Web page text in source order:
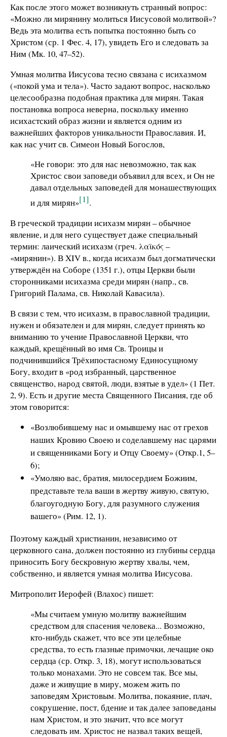
Как после этого может возникнуть странный вопрос:
«Можно ли мирянину молиться Иисусовой молитвой»?
Ведь эта молитва есть попытка постоянно быть со
Христом (ср. 1 Фес. 4, 17), увидеть Его и следовать за
Ним (Мк. 10, 47–52).
Умная молитва Иисусова тесно связана с исихазмом
(«покой ума и тела»). Часто задают вопрос, насколько
целесообразна подобная практика для мирян. Такая
постановка вопроса неверна, поскольку именно
исихастский образ жизни и является одним из
важнейших факторов уникальности Православия. И,
как нас учит св. Симеон Новый Богослов,
«Не говори: это для нас невозможно, так как
Христос свои заповеди объявил для всех, и Он не
давал отдельных заповедей для монашествующих
и для мирян»[1].
В греческой традиции исихазм мирян – обычное
явление, и для него существует даже специальный
термин: лаический исихазм (греч. λαϊκός –
«мирянин»). В XIV в., когда исихазм был догматически
утверждён на Соборе (1351 г.), отцы Церкви были
сторонниками исихазма среди мирян (напр., св.
Григорий Палама, св. Николай Кавасила).
В связи с тем, что исихазм, в православной традиции,
нужен и обязателен и для мирян, следует принять ко
вниманию то учение Православной Церкви, что
каждый, крещённый во имя Св. Троицы и
подчинившийся Трёхипостасному Единосущному
Богу, входит в «род избранный, царственное
священство, народ святой, люди, взятые в удел» (1 Пет.
2, 9). Есть и другие места Священного Писания, где об
этом говорится:
«Возлюбившему нас и омывшему нас от грехов
наших Кровию Своею и соделавшему нас царями
и священниками Богу и Отцу Своему» (Откр.1, 5–
6);
«Умоляю вас, братия, милосердием Божиим,
представьте тела ваши в жертву живую, святую,
благоугодную Богу, для разумного служения
вашего» (Рим. 12, 1).
Поэтому каждый христианин, независимо от
церковного сана, должен постоянно из глубины сердца
приносить Богу бескровную жертву хвалы, чем,
собственно, и является умная молитва Иисусова.
Митрополит Иерофей (Влахос) пишет:
«Мы считаем умную молитву важнейшим
средством для спасения человека... Возможно,
кто-нибудь скажет, что все эти целебные
средства, то есть глазные примочки, лечащие око
сердца (ср. Откр. 3, 18), могут использоваться
только монахами. Это не совсем так. Все мы,
даже и живущие в миру, можем жить по
заповедям Христовым. Молитва, покаяние, плач,
сокрушение, пост, бдение и так далее заповеданы
нам Христом, и это значит, что все могут
следовать им. Христос не назвал таких вещей,